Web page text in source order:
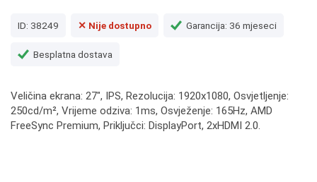
ID: 38249 ✕ Nije dostupno Garancija: 36 mjeseci
Besplatna dostava
Veličina ekrana: 27", IPS, Rezolucija: 1920x1080, Osvjetljenje:
250cd/m², Vrijeme odziva: 1ms, Osvježenje: 165Hz, AMD
FreeSync Premium, Priključci: DisplayPort, 2xHDMI 2.0.